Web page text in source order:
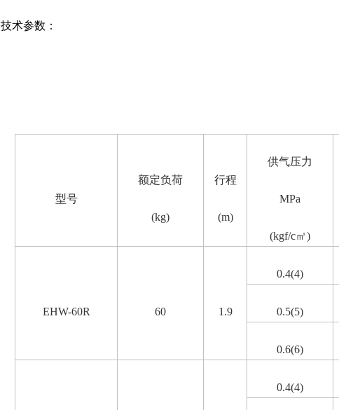
技术参数：
型号
额定负荷
(kg)
行程
(m)
供气压力
MPa
(kgf/c㎡)
EHW-60R 60 1.9
0.4(4)
0.5(5)
0.6(6)
0.4(4)